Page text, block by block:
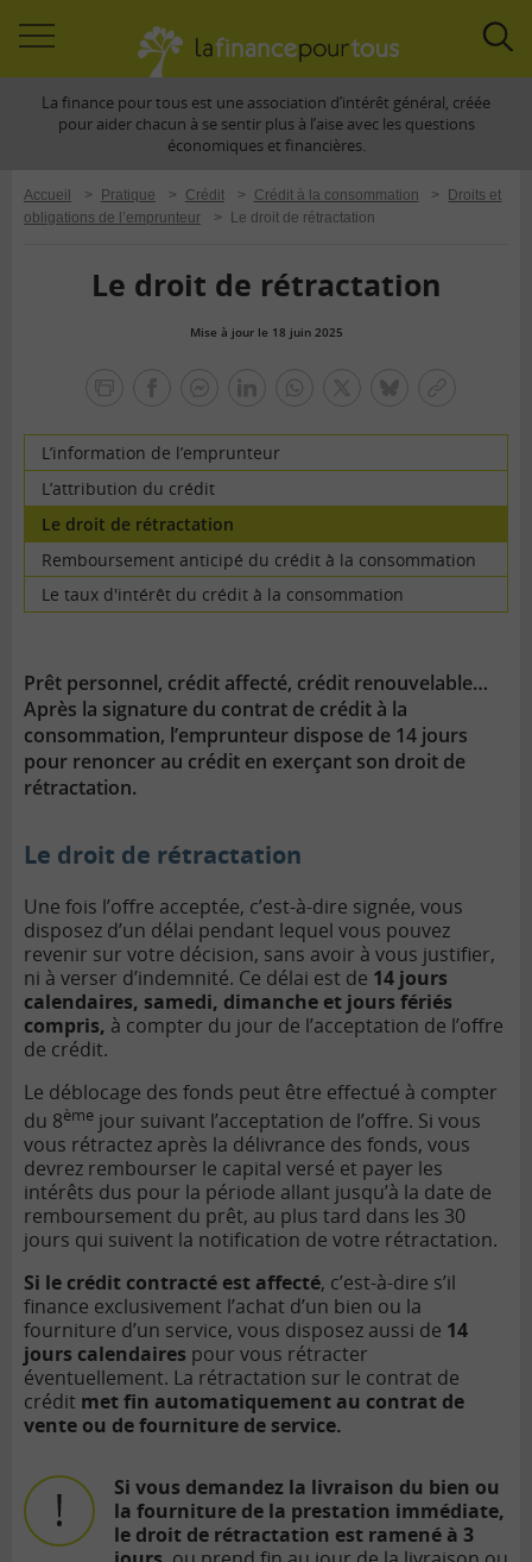
àLa finance pour tous est une association d’intérêt général, créée
pour aider chacun à se sentir plus à l’aise avec les questions
économiques et financières.
Accueil > Pratique > Crédit > Crédit à la consommation >
Droits et
obligations de l’emprunteur
> Le droit de rétractation
Le droit de rétractation
Mise à jour le 18 juin 2025
tous
L’information de l’emprunteur
L’attribution du crédit
Le droit de rétractation
Remboursement anticipé du crédit à la consommation
Le taux d'intérêt du crédit à la consommation
Prêt personnel, crédit affecté, crédit renouvelable…
Après la signature du contrat de crédit à la
consommation, l’emprunteur dispose de 14 jours
pour renoncer au crédit en exerçant son droit de
rétractation.
Le droit de rétractation
Une fois l’offre acceptée, c’est-à-dire signée, vous
disposez d’un délai pendant lequel vous pouvez
revenir sur votre décision, sans avoir à vous justifier,
ni à verser d’indemnité. Ce délai est de 14 jours
calendaires, samedi, dimanche et jours fériés
compris, à compter du jour de l’acceptation de l’offre
de crédit.
Le déblocage des fonds peut être effectué à compter
du 8ème jour suivant l’acceptation de l’offre. Si vous
vous rétractez après la délivrance des fonds, vous
devrez rembourser le capital versé et payer les
intérêts dus pour la période allant jusqu’à la date de
remboursement du prêt, au plus tard dans les 30
jours qui suivent la notification de votre rétractation.
Si le crédit contracté est affecté, c’est-à-dire s’il
finance exclusivement l’achat d’un bien ou la
fourniture d’un service, vous disposez aussi de 14
jours calendaires pour vous rétracter
éventuellement. La rétractation sur le contrat de
crédit met fin automatiquement au contrat de
vente ou de fourniture de service.
Si vous demandez la livraison du bien ou
la fourniture de la prestation immédiate,
le droit de rétractation est ramené à 3